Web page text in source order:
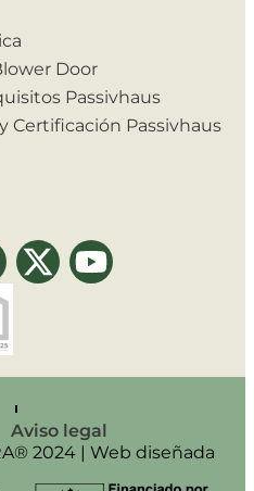
Door
Passivhaus
Certificación Passivhaus
Aviso legal
2024 | Web diseñada